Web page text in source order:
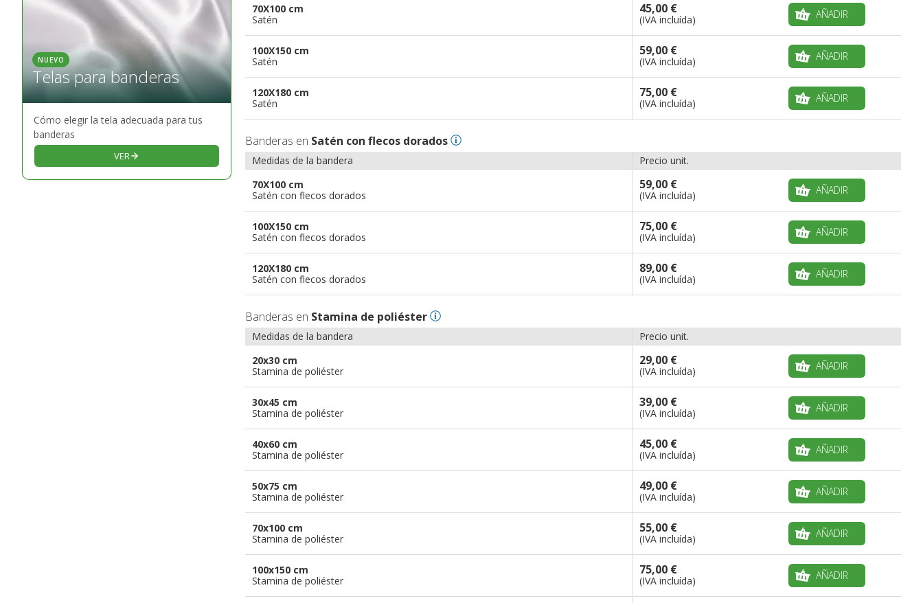
NUEVO
Telas para banderas
Cómo elegir la tela adecuada para tus
banderas
VER
70X100 cm
Satén
45,00 €
(IVA incluída) AÑADIR
100X150 cm
Satén
59,00 €
(IVA incluída) AÑADIR
120X180 cm
Satén
75,00 €
(IVA incluída) AÑADIR
Banderas en Satén con flecos dorados
Medidas de la bandera
Precio unit.
70X100 cm
Satén con flecos dorados
59,00 €
(IVA incluída) AÑADIR
100X150 cm
Satén con flecos dorados
75,00 €
(IVA incluída) AÑADIR
120X180 cm
Satén con flecos dorados
89,00 €
(IVA incluída) AÑADIR
Banderas en Stamina de poliéster
Medidas de la bandera
Precio unit.
20x30 cm
Stamina de poliéster
29,00 €
(IVA incluída) AÑADIR
30x45 cm
Stamina de poliéster
39,00 €
(IVA incluída) AÑADIR
40x60 cm
Stamina de poliéster
45,00 €
(IVA incluída) AÑADIR
50x75 cm
Stamina de poliéster
49,00 €
(IVA incluída) AÑADIR
70x100 cm
Stamina de poliéster
55,00 €
(IVA incluída) AÑADIR
100x150 cm
Stamina de poliéster
75,00 €
(IVA incluída) AÑADIR